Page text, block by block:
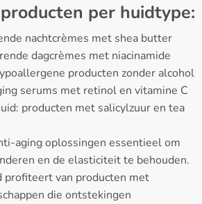
per huidtype:
nachtcrèmes met shea butter
dagcrèmes met niacinamide
producten zonder alcohol
serums met retinol en vitamine C
producten met salicylzuur en tea
aging oplossingen essentieel om
en de elasticiteit te behouden.
profiteert van producten met
die ontstekingen